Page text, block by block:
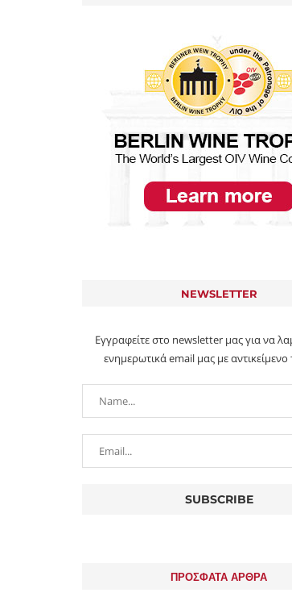
NEWSLETTER
Εγγραφείτε στο newsletter μας για να
ενημερωτικά email μας με αντικείμενο
ΠΡΟΣΦΑΤΑ ΑΡΘΡΑ